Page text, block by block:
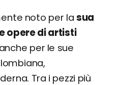
noto per lasua
opere di artisti
per le sue
Tra i pezzi più